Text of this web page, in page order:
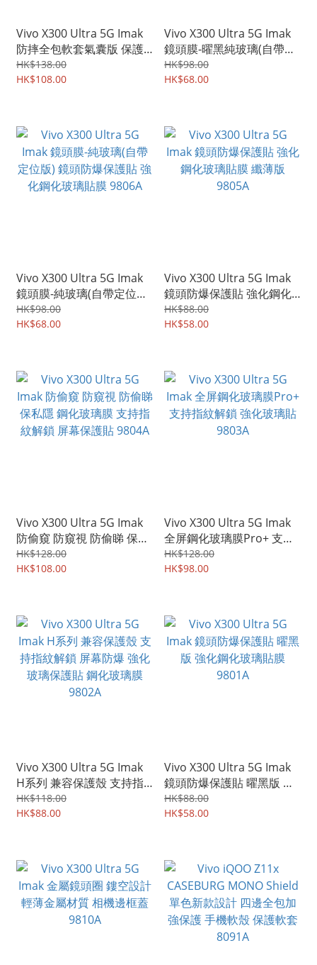
Vivo X300 Ultra 5G Imak
防摔全包軟套氣囊版 保護
軟套 手機軟殼Case 9808A
HK$138.00
HK$108.00
Vivo X300 Ultra 5G Imak
鏡頭膜-曜黑純玻璃(自帶定
位版) 鏡頭防爆保護貼 強化
鋼化玻璃貼膜 9807A
HK$98.00
HK$68.00
Vivo X300 Ultra 5G Imak
鏡頭膜-純玻璃(自帶定位版)
鏡頭防爆保護貼 強化鋼化
玻璃貼膜 9806A
HK$98.00
HK$68.00
Vivo X300 Ultra 5G Imak
鏡頭防爆保護貼 強化鋼化
玻璃貼膜 纖薄版 9805A
HK$88.00
HK$58.00
Vivo X300 Ultra 5G Imak
防偷窺 防窺視 防偷睇 保私
隱 鋼化玻璃膜 支持指紋解
鎖 屏幕保護貼 9804A
HK$128.00
HK$108.00
Vivo X300 Ultra 5G Imak
全屏鋼化玻璃膜Pro+ 支持
指紋解鎖 強化玻璃貼
9803A
HK$128.00
HK$98.00
Vivo X300 Ultra 5G Imak
H系列 兼容保護殼 支持指
紋解鎖 屏幕防爆 強化玻璃
保護貼 鋼化玻璃膜 9802A
HK$118.00
HK$88.00
Vivo X300 Ultra 5G Imak
鏡頭防爆保護貼 曜黑版 強
化鋼化玻璃貼膜 9801A
HK$88.00
HK$58.00